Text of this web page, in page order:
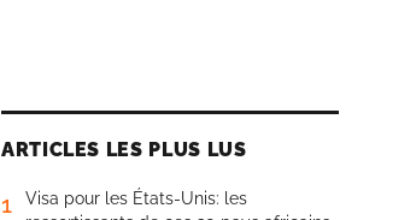
ARTICLES LES PLUS LUS
1
Visa pour les États-Unis: les